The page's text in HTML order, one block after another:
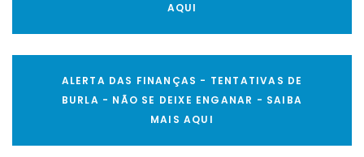
AQUI
ALERTA DAS FINANÇAS - TENTATIVAS DE
BURLA - NÃO SE DEIXE ENGANAR - SAIBA
MAIS AQUI